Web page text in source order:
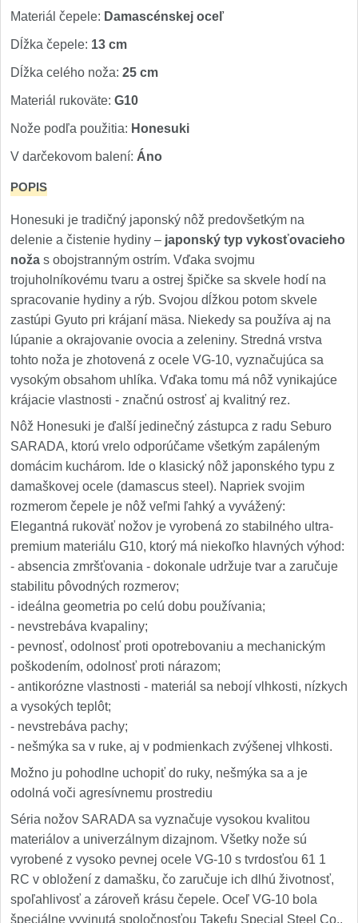
Materiál čepele: Damascénskej oceľ
Dĺžka čepele: 13 cm
Dĺžka celého noža: 25 cm
Materiál rukoväte: G10
Nože podľa použitia: Honesuki
V darčekovom balení: Áno
POPIS
Honesuki je tradičný japonský nôž predovšetkým na
delenie a čistenie hydiny – japonský typ vykosťovacieho
noža s obojstranným ostrím. Vďaka svojmu
trojuholníkovému tvaru a ostrej špičke sa skvele hodí na
spracovanie hydiny a rýb. Svojou dĺžkou potom skvele
zastúpi Gyuto pri krájaní mäsa. Niekedy sa používa aj na
lúpanie a okrajovanie ovocia a zeleniny. Stredná vrstva
tohto noža je zhotovená z ocele VG-10, vyznačujúca sa
vysokým obsahom uhlíka. Vďaka tomu má nôž vynikajúce
krájacie vlastnosti - značnú ostrosť aj kvalitný rez.
Nôž Honesuki je ďalší jedinečný zástupca z radu Seburo
SARADA, ktorú vrelo odporúčame všetkým zapáleným
domácim kuchárom. Ide o klasický nôž japonského typu z
damaškovej ocele (damascus steel). Napriek svojim
rozmerom čepele je nôž veľmi ľahký a vyvážený:
Elegantná rukoväť nožov je vyrobená zo stabilného ultra-
premium materiálu G10, ktorý má niekoľko hlavných výhod:
- absencia zmršťovania - dokonale udržuje tvar a zaručuje
stabilitu pôvodných rozmerov;
- ideálna geometria po celú dobu používania;
- nevstrebáva kvapaliny;
- pevnosť, odolnosť proti opotrebovaniu a mechanickým
poškodením, odolnosť proti nárazom;
- antikorózne vlastnosti - materiál sa nebojí vlhkosti, nízkych
a vysokých teplôt;
- nevstrebáva pachy;
- nešmýka sa v ruke, aj v podmienkach zvýšenej vlhkosti.
Možno ju pohodlne uchopiť do ruky, nešmýka sa a je
odolná voči agresívnemu prostrediu
Séria nožov SARADA sa vyznačuje vysokou kvalitou
materiálov a univerzálnym dizajnom. Všetky nože sú
vyrobené z vysoko pevnej ocele VG-10 s tvrdosťou 61 1
RC v obložení z damašku, čo zaručuje ich dlhú životnosť,
spoľahlivosť a zároveň krásu čepele. Oceľ VG-10 bola
špeciálne vyvinutá spoločnosťou Takefu Special Steel Co.,